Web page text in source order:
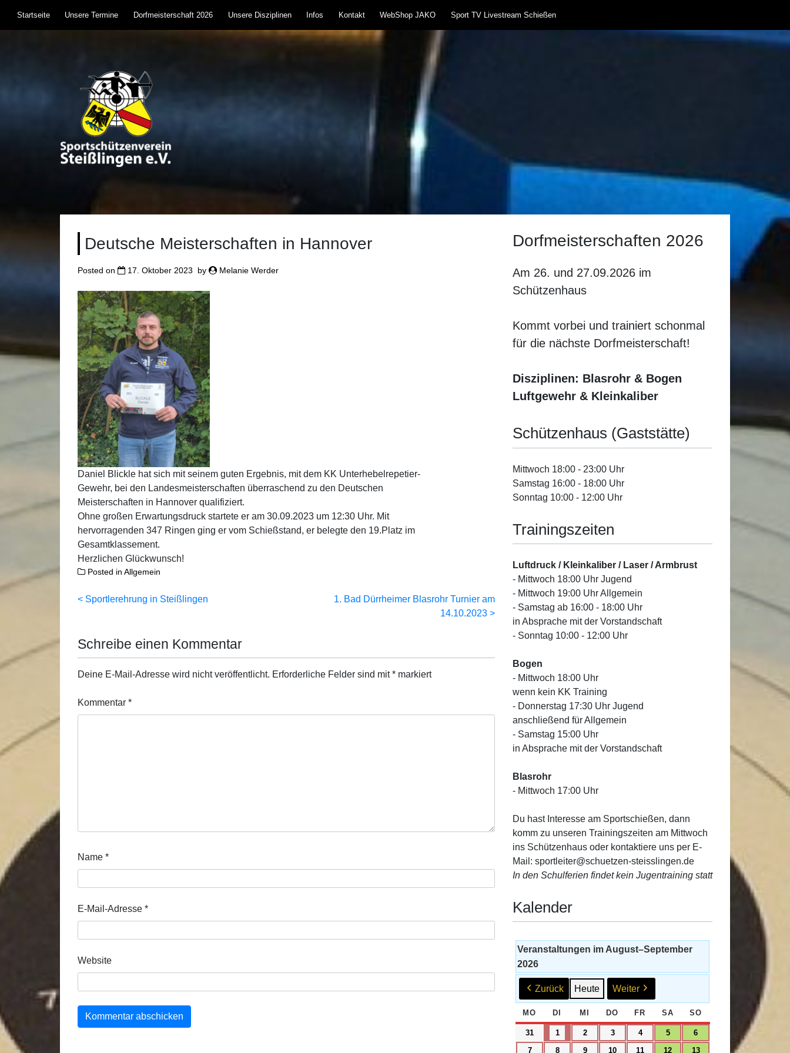
Startseite Unsere Termine Dorfmeisterschaft 2026 Unsere Disziplinen Infos Kontakt WebShop JAKO Sport TV Livestream Schießen
Sportschützenverein Steißlingen 1957 e.V
Deutsche Meisterschaften in Hannover
Posted on 17. Oktober 2023 by Melanie Werder
Daniel Blickle hat sich mit seinem guten Ergebnis, mit dem KK Unterhebelrepetier-
Gewehr, bei den Landesmeisterschaften überraschend zu den Deutschen
Meisterschaften in Hannover qualifiziert.
Ohne großen Erwartungsdruck startete er am 30.09.2023 um 12:30 Uhr. Mit
hervorragenden 347 Ringen ging er vom Schießstand, er belegte den 19.Platz im
Gesamtklassement.
Herzlichen Glückwunsch!
Posted in Allgemein
Beitragsnavigation
Sportlerehrung in Steißlingen
1. Bad Dürrheimer Blasrohr Turnier am
14.10.2023
Schreibe einen Kommentar
Deine E-Mail-Adresse wird nicht veröffentlicht. Erforderliche Felder sind mit* markiert
Kommentar *
Name *
E-Mail-Adresse *
Website
Dorfmeisterschaften 2026
Am 26. und 27.09.2026 im
Schützenhaus
Kommt vorbei und trainiert schonmal
für die nächste Dorfmeisterschaft!
Disziplinen: Blasrohr & Bogen
Luftgewehr & Kleinkaliber
Schützenhaus (Gaststätte)
Mittwoch 18:00 - 23:00 Uhr
Samstag 16:00 - 18:00 Uhr
Sonntag 10:00 - 12:00 Uhr
Trainingszeiten
Luftdruck / Kleinkaliber / Laser / Armbrust
- Mittwoch 18:00 Uhr Jugend
- Mittwoch 19:00 Uhr Allgemein
- Samstag ab 16:00 - 18:00 Uhr
in Absprache mit der Vorstandschaft
- Sonntag 10:00 - 12:00 Uhr
Bogen
- Mittwoch 18:00 Uhr
wenn kein KK Training
- Donnerstag 17:30 Uhr Jugend
anschließend für Allgemein
- Samstag 15:00 Uhr
in Absprache mit der Vorstandschaft
Blasrohr
- Mittwoch 17:00 Uhr
Du hast Interesse am Sportschießen, dann
komm zu unseren Trainingszeiten am Mittwoch
ins Schützenhaus oder kontaktiere uns per E-
Mail: sportleiter@schuetzen-steisslingen.de
In den Schulferien findet kein Jugentraining statt
Kalender
Veranstaltungen im August–September
2026
Zurück Heute Weiter
MO MONTAG
DI DIENSTAG
MI MITTWOCH
DO DONNERSTAG
FR FREITAG
SA SAMSTAG
SO
31
August
1
September
2
September
3
September
4
September
5
September
6
September
7 8 9 10 11 12 13